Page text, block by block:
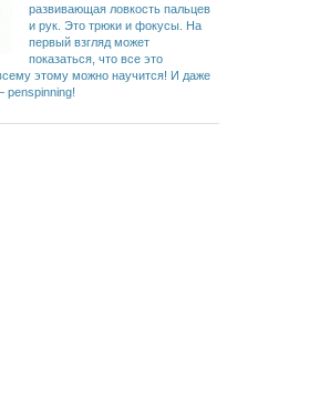
развивающая ловкость пальцев
и рук. Это трюки и фокусы. На
первый взгляд может
показаться, что все это
этому можно научится! И даже
penspinning!